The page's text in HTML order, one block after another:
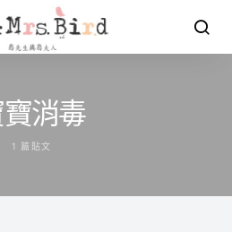
消毒
1 篇貼文